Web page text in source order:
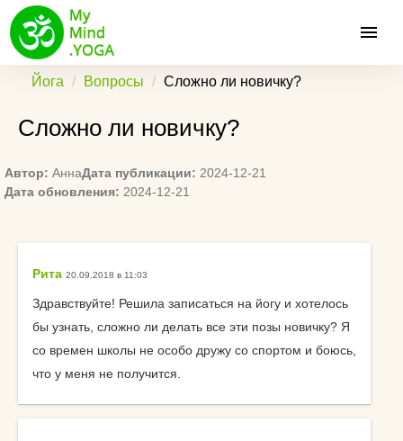
Йога Вопросы Сложно ли новичку?
Сложно ли новичку?
Автор: АннаДата публикации: 2024-12-21
Дата обновления: 2024-12-21
Рита 20.09.2018 в 11:03
Здравствуйте! Решила записаться на йогу и хотелось
бы узнать, сложно ли делать все эти позы новичку? Я
со времен школы не особо дружу со спортом и боюсь,
что у меня не получится.